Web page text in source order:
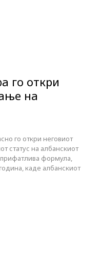
го откри
на
го откри неговиот
статус на албанскиот
формула,
каде албанскиот